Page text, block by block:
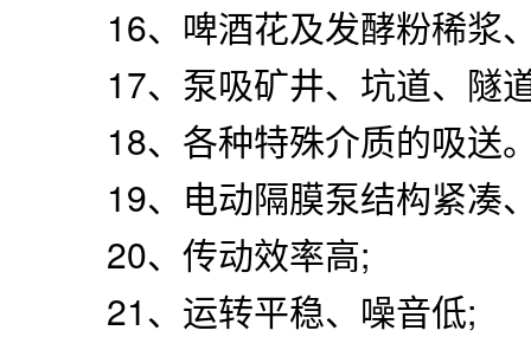
16、啤酒花及发酵粉稀浆
17、泵吸矿井、坑道、隧
18、各种特殊介质的吸送
19、电动隔膜泵结构紧凑
20、传动效率高;
21、运转平稳、噪音低;